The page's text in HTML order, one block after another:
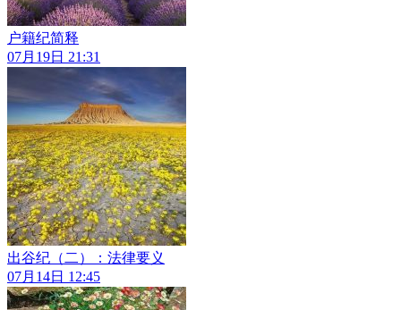
户籍纪简释
07月19日 21:31
出谷纪（二）：法律要义
07月14日 12:45